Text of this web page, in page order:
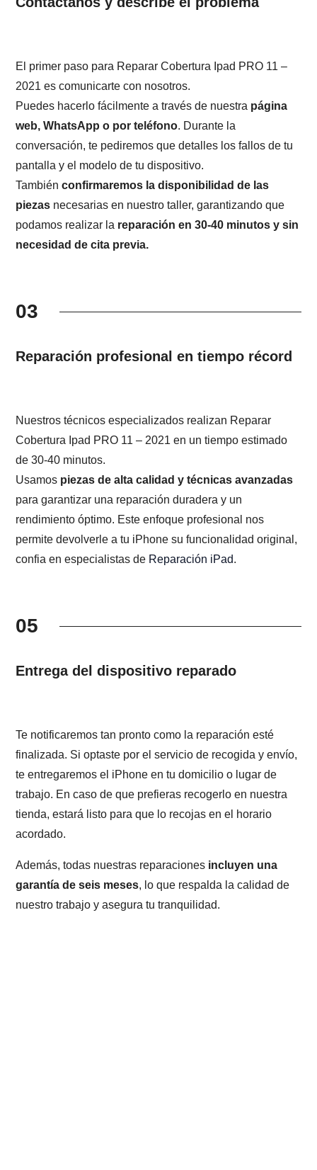
El primer paso para Reparar Cobertura Ipad PRO 11 –
2021 es comunicarte con nosotros.
Puedes hacerlo fácilmente a través de nuestra página
web, WhatsApp o por teléfono. Durante la
conversación, te pediremos que detalles los fallos de tu
pantalla y el modelo de tu dispositivo.
Tambiénconfirmaremos la disponibilidad de las
piezas necesarias en nuestro taller, garantizando que
podamos realizar la reparación en 30-40 minutos y sin
necesidad de cita previa.
03
Reparación profesional en tiempo récord
Nuestros técnicos especializados realizan Reparar
Cobertura Ipad PRO 11 – 2021 en un tiempo estimado
de 30-40 minutos.
Usamos piezas de alta calidad y técnicas avanzadas
para garantizar una reparación duradera y un
rendimiento óptimo. Este enfoque profesional nos
permite devolverle a tu iPhone su funcionalidad original,
confia en especialistas de Reparación iPad.
05
Entrega del dispositivo reparado
Te notificaremos tan pronto como la reparación esté
finalizada. Si optaste por el servicio de recogida y envío,
te entregaremos el iPhone en tu domicilio o lugar de
trabajo. En caso de que prefieras recogerlo en nuestra
tienda, estará listo para que lo recojas en el horario
acordado.
Además, todas nuestras reparaciones incluyen una
garantía de seis meses, lo que respalda la calidad de
nuestro trabajo y asegura tu tranquilidad.